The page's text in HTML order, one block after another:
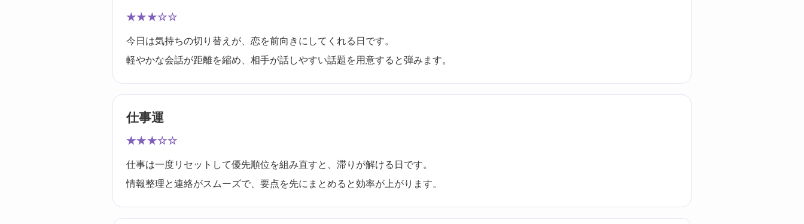
★★★☆☆
今日は気持ちの切り替えが、恋を前向きにしてくれる日です。
軽やかな会話が距離を縮め、相手が話しやすい話題を用意すると弾みます。
仕事運
★★★☆☆
仕事は一度リセットして優先順位を組み直すと、滞りが解ける日です。
情報整理と連絡がスムーズで、要点を先にまとめると効率が上がります。